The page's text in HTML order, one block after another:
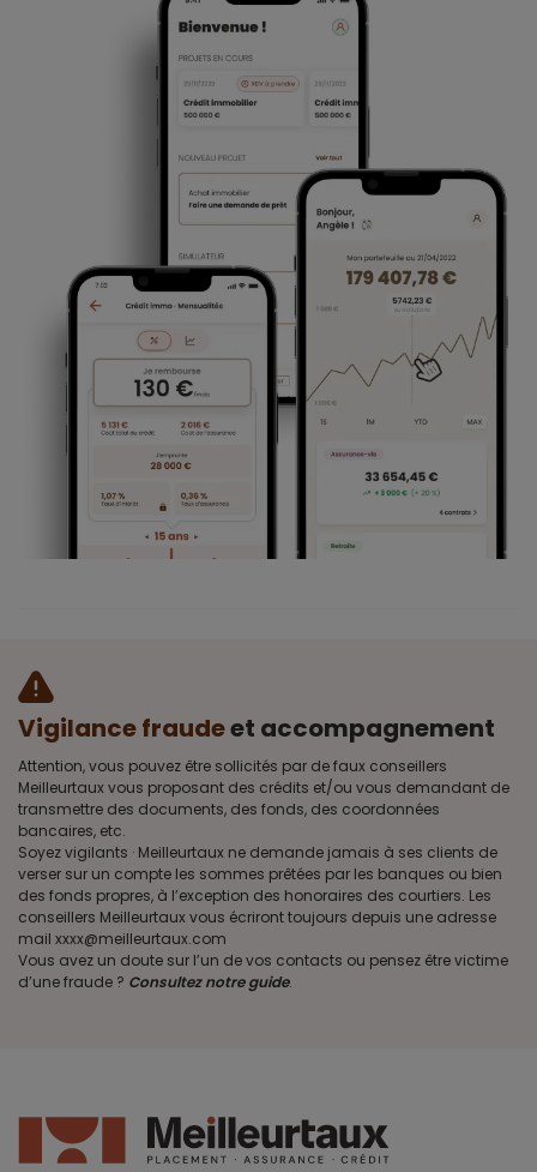
Vigilance fraudeet accompagnement
Attention, vous pouvez être sollicités par de faux conseillers
Meilleurtaux vous proposant des crédits et/ou vous demandant de
transmettre des documents, des fonds, des coordonnées
bancaires, etc.
Soyez vigilants · Meilleurtaux ne demande jamais à ses clients de
verser sur un compte les sommes prêtées par les banques ou bien
des fonds propres, à l’exception des honoraires des courtiers. Les
conseillers Meilleurtaux vous écriront toujours depuis une adresse
mail xxxx@meilleurtaux.com
Vous avez un doute sur l’un de vos contacts ou pensez être victime
d’une fraude ? Consultez notre guide.